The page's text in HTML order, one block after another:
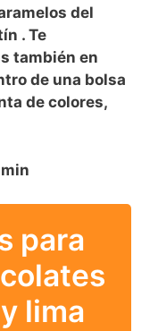
del
. Te
también en
de una bolsa
de colores,
para
lima